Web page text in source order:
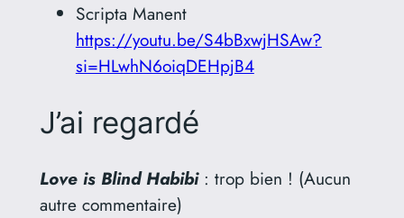
Scripta Manent
https://youtu.be/S4bBxwjHSAw?
si=HLwhN6oiqDEHpjB4
J’ai regardé
Love is Blind Habibi: trop bien ! (Aucun
autre commentaire)